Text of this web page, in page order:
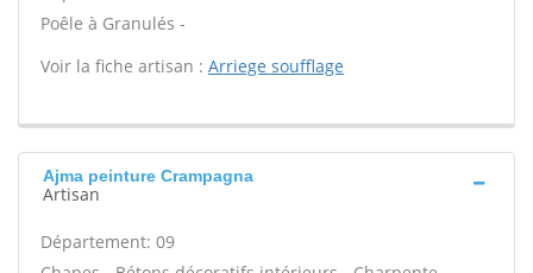
Poêle à Granulés -
Voir la fiche artisan : Arriege soufflage
Ajma peinture Crampagna
Artisan
Département: 09